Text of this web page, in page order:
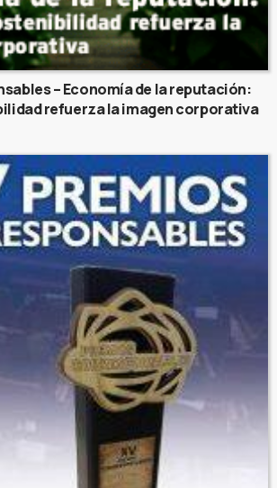
– Economía de la reputación:
refuerza la imagen corporativa